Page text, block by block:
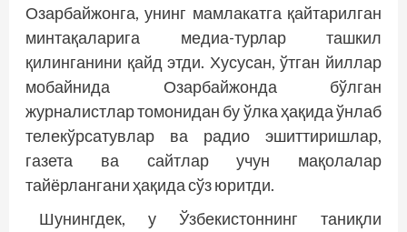
Озарбайжонга, унинг мамлакатга қайтарилган
минтақаларига медиа-турлар ташкил
қилинганини қайд этди. Хусусан, ўтган йиллар
мобайнида Озарбайжонда бўлган
журналистлар томонидан бу ўлка ҳақида ўнлаб
телекўрсатувлар ва радио эшиттириш­лар,
газета ва сайтлар учун мақолалар
тайёрлангани ҳақида сўз юритди.
Шунингдек, у Ўзбекистоннинг таниқли